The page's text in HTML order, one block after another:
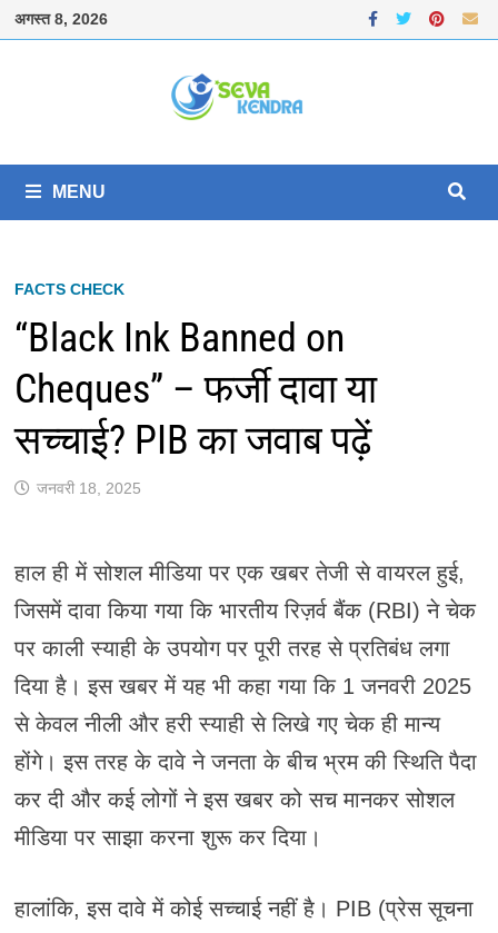
Skip
अगस्त 8, 2026
MENU
FACTS CHECK
“Black Ink Banned on
Cheques” – फर्जी दावा या
सच्चाई? PIB का जवाब पढ़ें
जनवरी 18, 2025
हाल ही में सोशल मीडिया पर एक खबर तेजी से वायरल हुई,
जिसमें दावा किया गया कि भारतीय रिज़र्व बैंक (RBI) ने चेक
पर काली स्याही के उपयोग पर पूरी तरह से प्रतिबंध लगा
दिया है। इस खबर में यह भी कहा गया कि 1 जनवरी 2025
से केवल नीली और हरी स्याही से लिखे गए चेक ही मान्य
होंगे। इस तरह के दावे ने जनता के बीच भ्रम की स्थिति पैदा
कर दी और कई लोगों ने इस खबर को सच मानकर सोशल
मीडिया पर साझा करना शुरू कर दिया।
हालांकि, इस दावे में कोई सच्चाई नहीं है। PIB (प्रेस सूचना